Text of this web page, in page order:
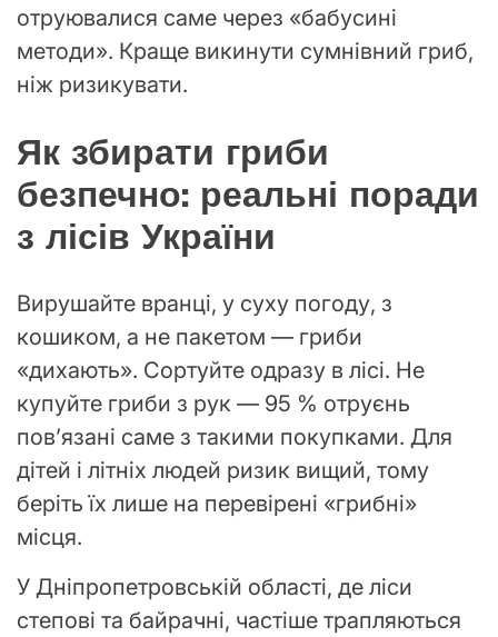
отруювалися саме через «бабусині
методи». Краще викинути сумнівний гриб,
ніж ризикувати.
Як збирати гриби
безпечно: реальні поради
з лісів України
Вирушайте вранці, у суху погоду, з
кошиком, а не пакетом — гриби
«дихають». Сортуйте одразу в лісі. Не
купуйте гриби з рук — 95 % отруєнь
пов’язані саме з такими покупками. Для
дітей і літніх людей ризик вищий, тому
беріть їх лише на перевірені «грибні»
місця.
У Дніпропетровській області, де ліси
степові та байрачні, частіше трапляються